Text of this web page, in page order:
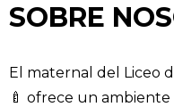
SOBRE
El maternal del Liceo
🍼 ofrece un